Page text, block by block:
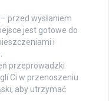
– przed wysłaniem
jest gotowe do
i
przeprowadzki
Ci w przenoszeniu
aby utrzymać